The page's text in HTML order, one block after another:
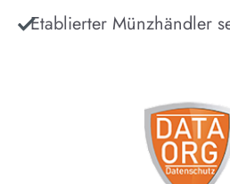
Etablierter Münzhändler